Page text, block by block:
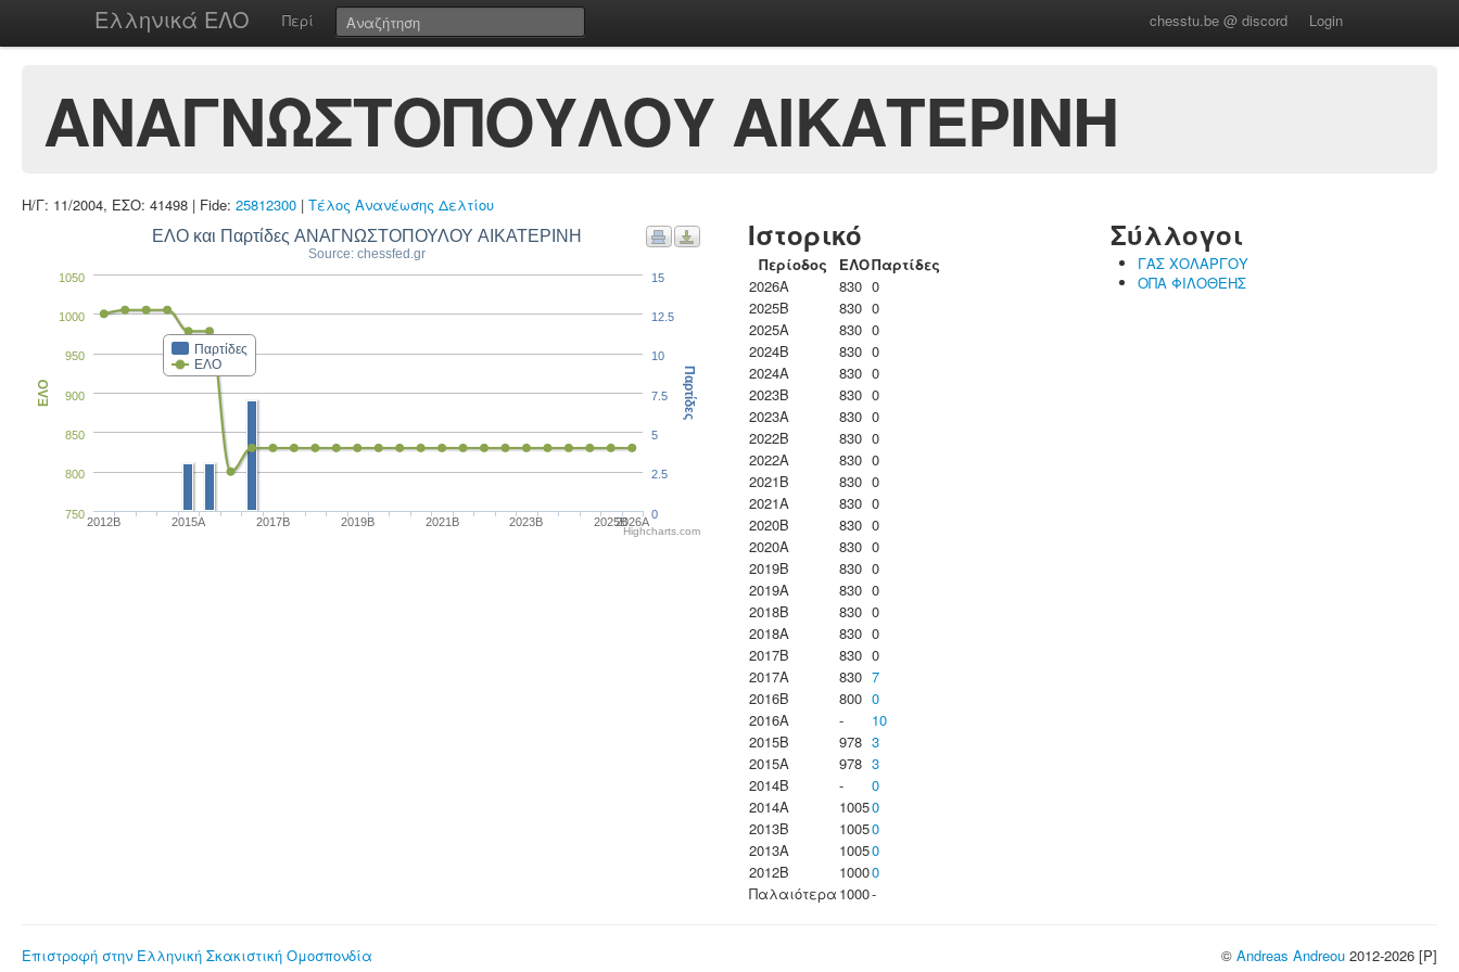
Ελληνικά ΕΛΟ Περί chesstu.be @ discord Login
ΑΝΑΓΝΩΣΤΟΠΟΥΛΟΥ ΑΙΚΑΤΕΡΙΝΗ
Η/Γ: 11/2004, ΕΣΟ: 41498 | Fide: 25812300 | Τέλος Ανανέωσης Δελτίου
ΕΛΟ και Παρτίδες ΑΝΑΓΝΩΣΤΟΠΟΥΛΟΥ ΑΙΚΑΤΕΡΙΝΗ
Source: chessfed.gr
Παρτίδες
ΕΛΟ
2012B 2015A 2017B 2019B 2021B 2023B 2025B2026A
750
800
850
900
950
1000
1050
ΕΛΟ
0
2.5
5
7.5
10
12.5
15
Παρτίδες
Highcharts.com
Ιστορικό
Περίοδος ΕΛΟΠαρτίδες
2026A
830 0
2025B
830 0
2025A
830 0
2024B
830 0
2024A
830 0
2023B
830 0
2023Α
830 0
2022B
830 0
2022A
830 0
2021B
830 0
2021A
830 0
2020B
830 0
2020A
830 0
2019B
830 0
2019A
830 0
2018B
830 0
2018A
830 0
2017B
830 0
2017A
830 7
2016B
800 0
2016A
-
10
2015B
978 3
2015A
978 3
2014B
-
0
2014A
10050
2013B
10050
2013A
10050
2012B
10000
Παλαιότερα 1000-
Σύλλογοι
ΓΑΣ ΧΟΛΑΡΓΟΥ
ΟΠΑ ΦΙΛΟΘΕΗΣ
Επιστροφή στην Ελληνική Σκακιστική Ομοσπονδία © Andreas Andreou 2012-2026 [P]